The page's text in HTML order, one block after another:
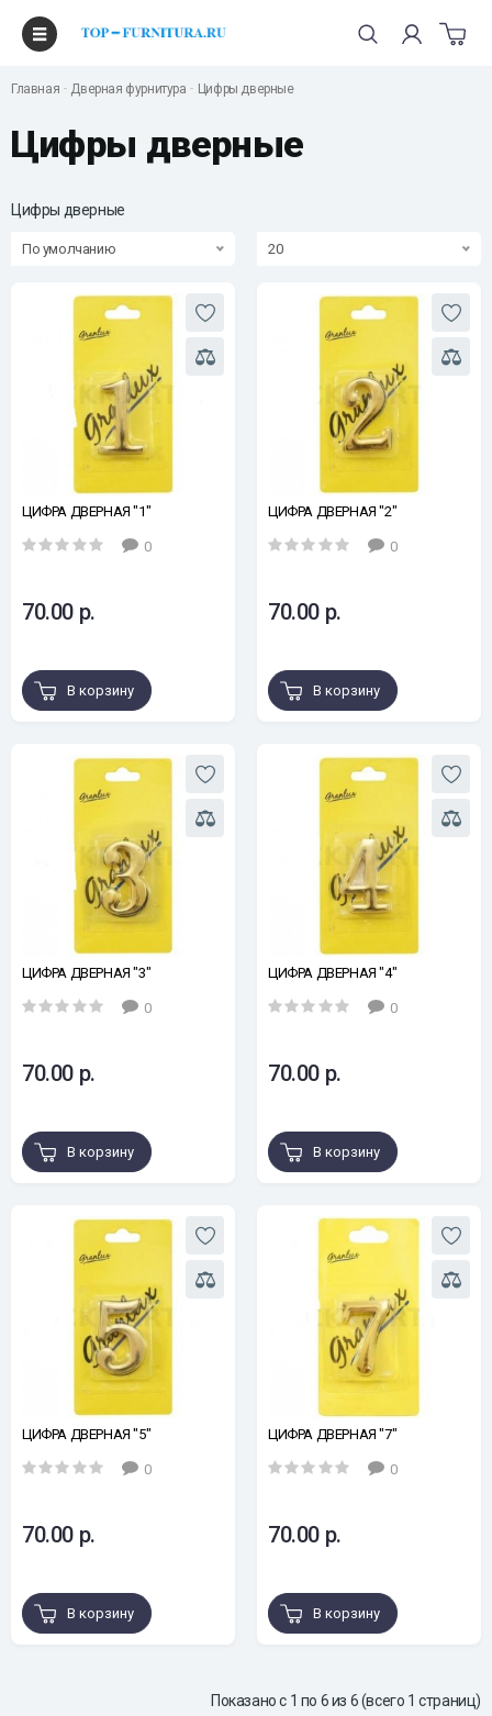
Главная Дверная фурнитура Цифры дверные
Цифры дверные
Цифры дверные
По умолчанию 20
ЦИФРА ДВЕРНАЯ "1"
0
70.00 р.
В корзину
ЦИФРА ДВЕРНАЯ "2"
0
70.00 р.
В корзину
ЦИФРА ДВЕРНАЯ "3"
0
70.00 р.
В корзину
ЦИФРА ДВЕРНАЯ "4"
0
70.00 р.
В корзину
ЦИФРА ДВЕРНАЯ "5"
0
70.00 р.
В корзину
ЦИФРА ДВЕРНАЯ "7"
0
70.00 р.
В корзину
Показано с 1 по 6 из 6 (всего 1 страниц)